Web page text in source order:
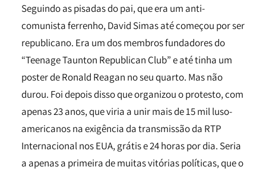
Seguindo as pisadas do pai, que era um anti-
comunista ferrenho, David Simas até começou por ser
republicano. Era um dos membros fundadores do
“Teenage Taunton Republican Club” e até tinha um
poster de Ronald Reagan no seu quarto. Mas não
durou. Foi depois disso que organizou o protesto, com
apenas 23 anos, que viria a unir mais de 15 mil luso-
americanos na exigência da transmissão da RTP
Internacional nos EUA, grátis e 24 horas por dia. Seria
a apenas a primeira de muitas vitórias políticas, que o